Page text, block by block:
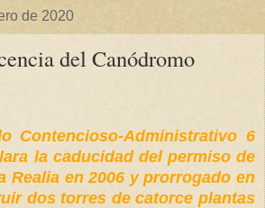
de 2020
del Canódromo
Contencioso-Administrativo 6
la caducidad del permiso de
Realia en 2006 y prorrogado en
dos torres de catorce plantas